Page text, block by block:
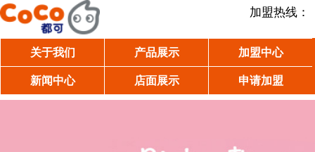
加盟热线：
关于我们 产品展示 加盟中心
新闻中心 店面展示 申请加盟